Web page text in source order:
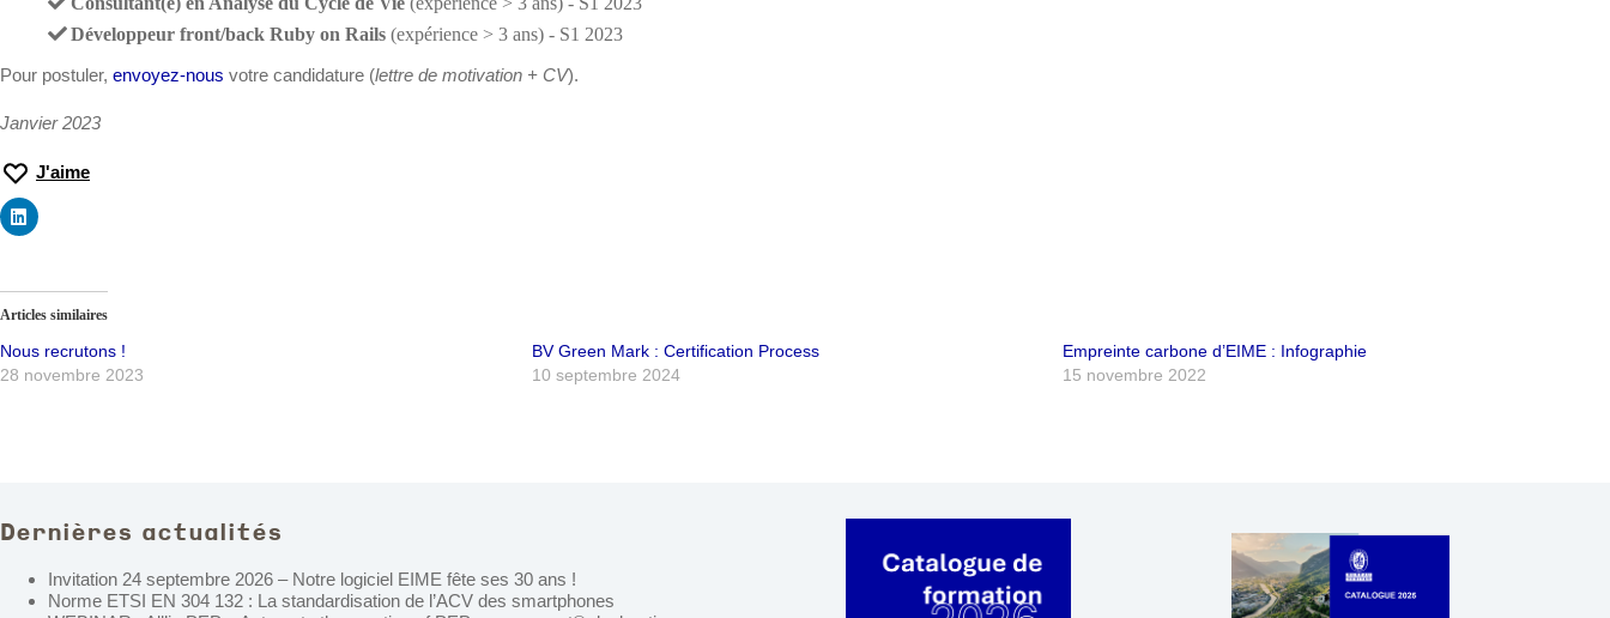
Développeur front/back Ruby on Rails (expérience > 3 ans) - S1 2023
Pour postuler, envoyez-nous votre candidature (lettre de motivation + CV).
Janvier 2023
J'aime
Articles similaires
Nous recrutons !
28 novembre 2023
BV Green Mark : Certification Process
10 septembre 2024
Empreinte carbone d’EIME : Infographie
15 novembre 2022
Dernières actualités
Invitation 24 septembre 2026 – Notre logiciel EIME fête ses 30 ans !
Norme ETSI EN 304 132 : La standardisation de l’ACV des smartphones